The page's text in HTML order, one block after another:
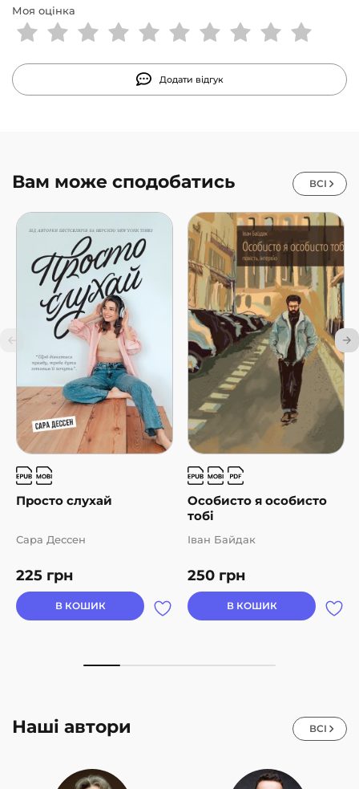
Моя оцінка
Додати відгук
Вам може сподобатись ВСІ
Просто слухай
225 грн
Сара Дессен
В КОШИК
Особисто я особисто
тобі
250 грн
Іван Байдак
В КОШИК
Наші автори ВСІ